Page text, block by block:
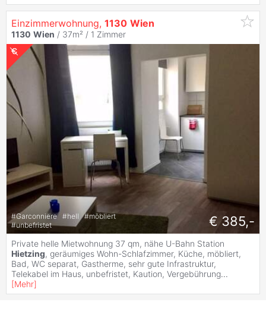
Einzimmerwohnung, 1130 Wien
1130 Wien / 37m² / 1 Zimmer
#Garconniere #hell #möbliert
#unbefristet € 385,-
Private helle Mietwohnung 37 qm, nähe U-Bahn Station
Hietzing, geräumiges Wohn-Schlafzimmer, Küche, möbliert,
Bad, WC separat, Gastherme, sehr gute Infrastruktur,
Telekabel im Haus, unbefristet, Kaution, Vergebührung...
[Mehr]